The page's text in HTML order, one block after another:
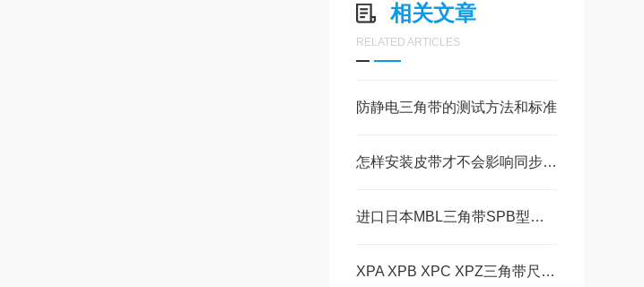
相关文章
RELATED ARTICLES
防静电三角带的测试方法和标准
怎样安装皮带才不会影响同步带的使用寿命
进口日本MBL三角带SPB型号汇总
XPA XPB XPC XPZ三角带尺寸标准